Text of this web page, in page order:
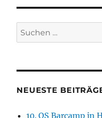
Suchen
nach:
NEUESTE
10. QS Barcamp in